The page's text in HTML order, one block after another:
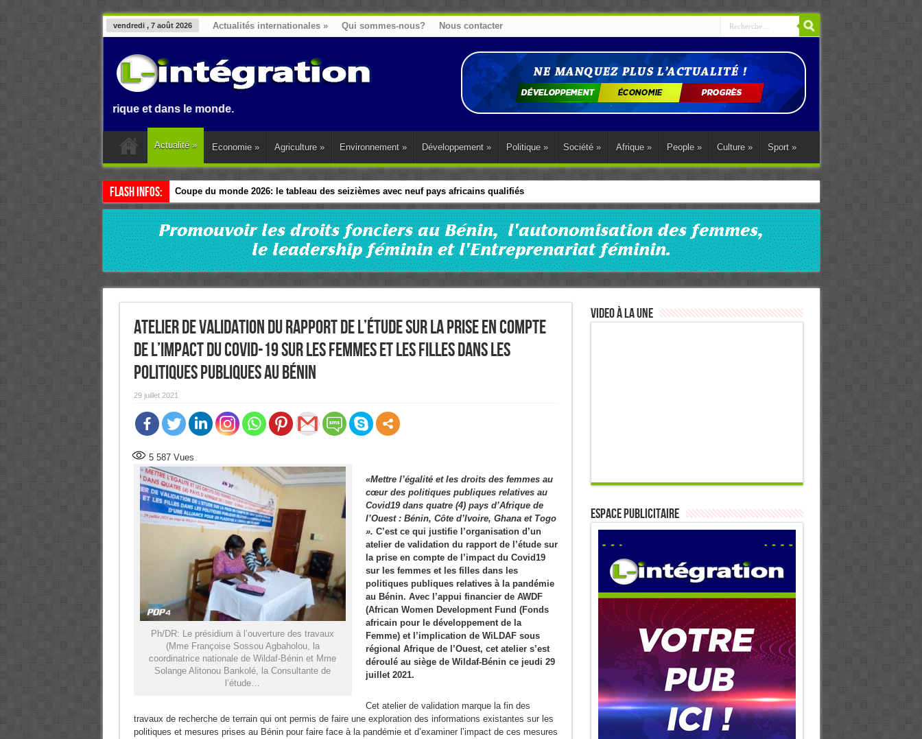
vendredi , 7 août 2026 Actualités internationales » Qui sommes-nous? Nous contacter
en Afrique et dans le monde.
Actualité » Economie » Agriculture » Environnement » Développement » Politique » Société » Afrique » People » Culture » Sport »
Flash Infos: Coupe du monde 2026: le tableau des seizièmes avec neuf pays africains qualifiés
Esclavage: à Accra, l’Afrique et sa diaspora tentent de parler d’une seule voix sur la question des réparations
Atelier de validation du rapport de l’étude sur la prise en compte
de l’impact du Covid-19 sur les femmes et les filles dans les
politiques publiques au Bénin
29 juillet 2021
5 587Vues
Ph/DR: Le présidium à l’ouverture des travaux
(Mme Françoise Sossou Agbaholou, la
coordinatrice nationale de Wildaf-Bénin et Mme
Solange Alitonou Bankolé, la Consultante de
l’étude…
«Mettre l’égalité et les droits des femmes au
cœur des politiques publiques relatives au
Covid19 dans quatre (4) pays d’Afrique de
l’Ouest : Bénin, Côte d’Ivoire, Ghana et Togo
». C’est ce qui justifie l’organisation d’un
atelier de validation du rapport de l’étude sur
la prise en compte de l’impact du Covid19
sur les femmes et les filles dans les
politiques publiques relatives à la pandémie
au Bénin. Avec l’appui financier de AWDF
(African Women Development Fund (Fonds
africain pour le développement de la
Femme) et l’implication de WiLDAF sous
régional Afrique de l’Ouest, cet atelier s’est
déroulé au siège de Wildaf-Bénin ce jeudi 29
juillet 2021.
Cet atelier de validation marque la fin des
travaux de recherche de terrain qui ont permis de faire une exploration des informations existantes sur les
politiques et mesures prises au Bénin pour faire face à la pandémie et d’examiner l’impact de ces mesures
Video à la Une
ESPACE PUBLICITAIRE